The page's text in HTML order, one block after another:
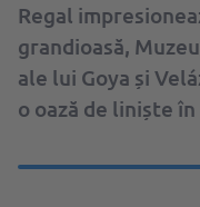
Regal
grandioasă,
ale lui Goya și
o oază de liniște